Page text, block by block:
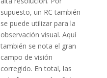
supuesto, un RC también
se puede utilizar para la
observación visual. Aquí
también se nota el gran
campo de visión
corregido. En total, las